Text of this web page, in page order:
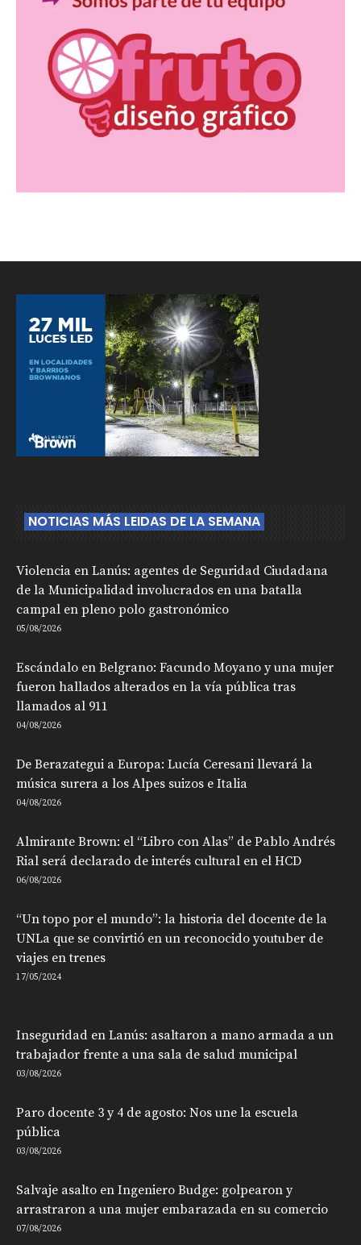
NOTICIAS MÁS LEIDAS DE LA SEMANA
Violencia en Lanús: agentes de Seguridad Ciudadana
de la Municipalidad involucrados en una batalla
campal en pleno polo gastronómico
05/08/2026
Escándalo en Belgrano: Facundo Moyano y una mujer
fueron hallados alterados en la vía pública tras
llamados al 911
04/08/2026
De Berazategui a Europa: Lucía Ceresani llevará la
música surera a los Alpes suizos e Italia
04/08/2026
Almirante Brown: el “Libro con Alas” de Pablo Andrés
Rial será declarado de interés cultural en el HCD
06/08/2026
“Un topo por el mundo”: la historia del docente de la
UNLa que se convirtió en un reconocido youtuber de
viajes en trenes
17/05/2024
Inseguridad en Lanús: asaltaron a mano armada a un
trabajador frente a una sala de salud municipal
03/08/2026
Paro docente 3 y 4 de agosto: Nos une la escuela
pública
03/08/2026
Salvaje asalto en Ingeniero Budge: golpearon y
arrastraron a una mujer embarazada en su comercio
07/08/2026